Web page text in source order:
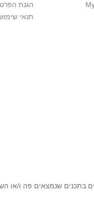
הגנת
תנאי
בתכנים שנמצאים פה ו/